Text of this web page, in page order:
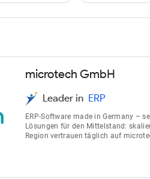
microtech GmbH
Leader in ERP
ERP-Software made in Germany –
Lösungen für den Mittelstand:
Region vertrauen täglich auf